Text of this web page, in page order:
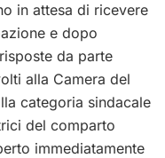
in attesa di ricevere
e dopo
da parte
alla Camera del
categoria sindacale
del comparto
immediatamente